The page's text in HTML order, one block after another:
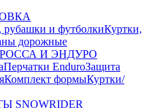
рубашки и футболкиКуртки,
дорожные
И ЭНДУРО
Перчатки EnduroЗащита
Комплект формыКуртки/